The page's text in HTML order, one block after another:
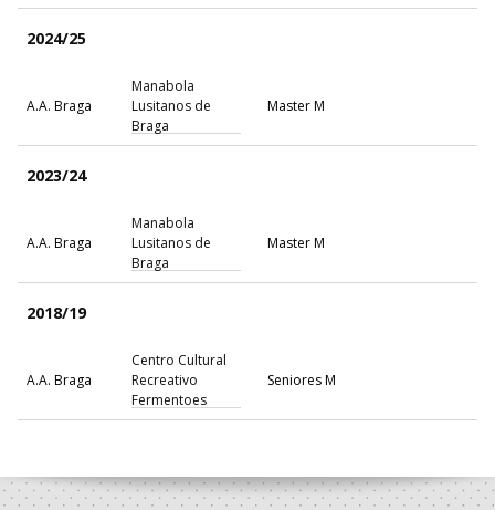
2024/25
A.A. Braga
Manabola
Lusitanos de
Braga
Master M
2023/24
A.A. Braga
Manabola
Lusitanos de
Braga
Master M
2018/19
A.A. Braga
Centro Cultural
Recreativo
Fermentoes
Seniores M
Andebol Clube